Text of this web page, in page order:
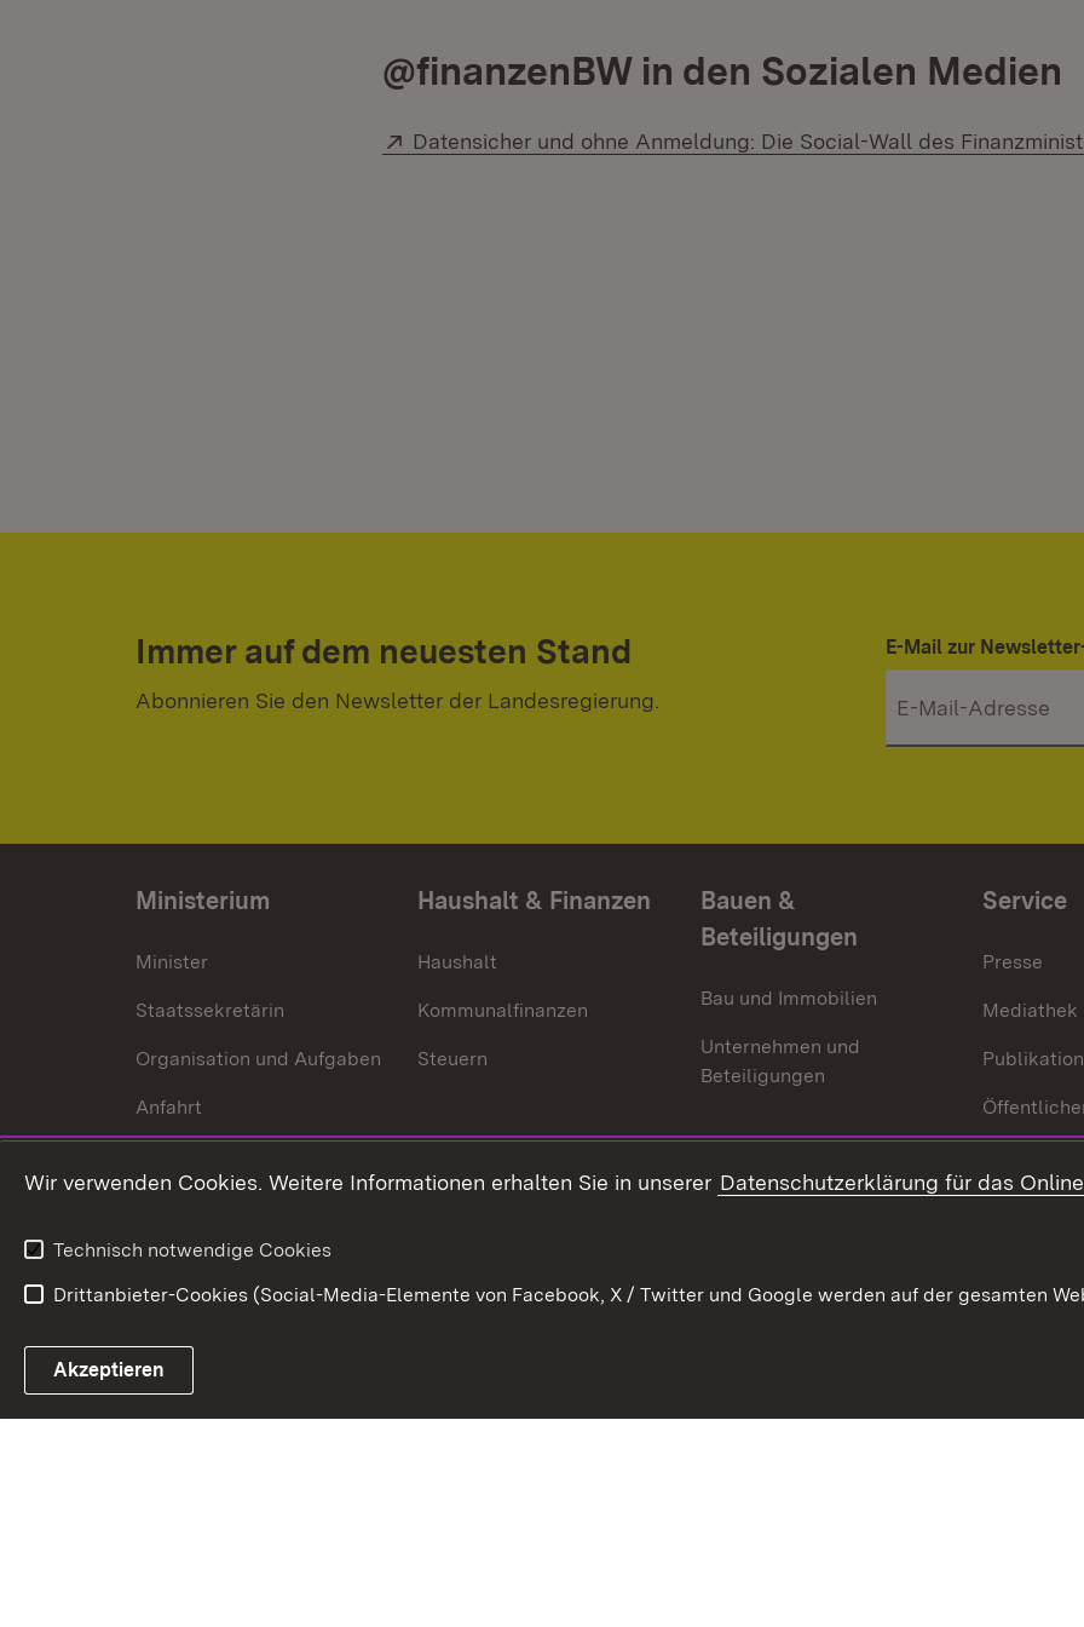
@finanzenBW in den Sozialen Medien
Extern:
Datensicher und ohne Anmeldung: Die Social-Wall des
Immer auf dem neuesten Stand
Abonnieren Sie den Newsletter der Landesregierung.
E-Mail zur
Ministerium
Minister
Staatssekretärin
Organisation und Aufgaben
Anfahrt
Haushalt & Finanzen
Haushalt
Kommunalfinanzen
Steuern
Bauen &
Beteiligungen
Bau und Immobilien
Unternehmen und
Beteiligungen
Service
Presse
Mediathek
Link zum Landesportal
Wir verwenden Cookies. Weitere Informationen erhalten Sie in unserer Datenschutzerklärung für das
Technisch notwendige Cookies
Drittanbieter-Cookies (Social-Media-Elemente von Facebook, X / Twitter und Google werden auf der gesamten
Akzeptieren